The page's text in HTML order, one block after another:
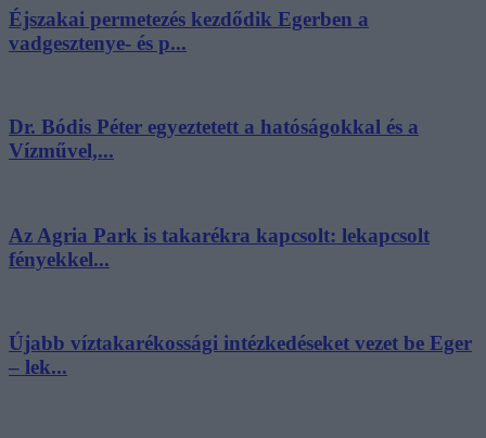
Éjszakai permetezés kezdődik Egerben a
vadgesztenye- és p...
Dr. Bódis Péter egyeztetett a hatóságokkal és a
Vízművel,...
Az Agria Park is takarékra kapcsolt: lekapcsolt
fényekkel...
Újabb víztakarékossági intézkedéseket vezet be Eger
– lek...